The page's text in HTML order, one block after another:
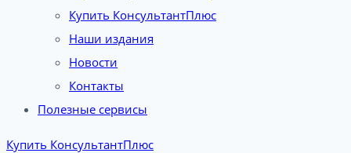
Купить КонсультантПлюс
Наши издания
Новости
Контакты
Полезные сервисы
Купить КонсультантПлюс